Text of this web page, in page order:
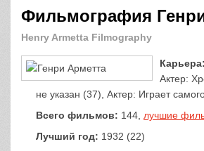
Фильмография
Henry Armetta Filmography
Карьера:
Актер:
не указан (37), Актер: Играет
Всего фильмов: 144, лучшие
Лучший год: 1932 (22)